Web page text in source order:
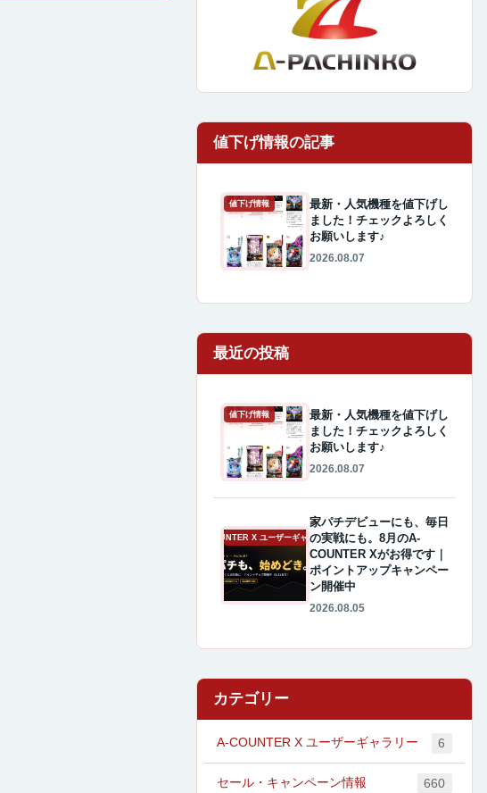
値下げ情報
最新・人気機種を値下げし
ました！チェックよろしく
お願いします♪
2026.08.07
最近の投稿
値下げ情報
最新・人気機種を値下げし
ました！チェックよろしく
お願いします♪
2026.08.07
A-COUNTER X ユーザーギャラリー
家パチデビューにも、毎日
の実戦にも。8月のA-
COUNTER Xがお得です｜
ポイントアップキャンペー
ン開催中
2026.08.05
カテゴリー
A-COUNTER X ユーザーギャラリー 6
セール・キャンペーン情報 660